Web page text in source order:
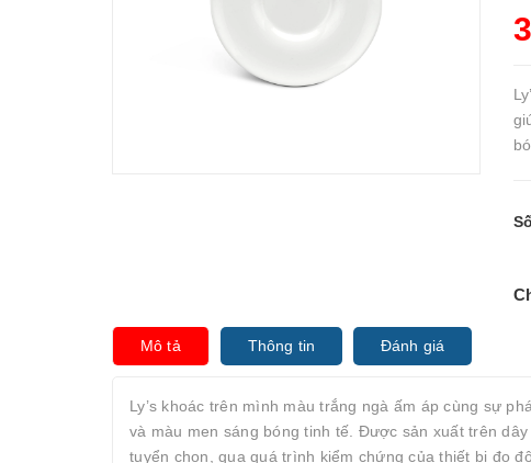
Mô tả Thông tin Đánh giá
Ly’s khoác trên mình màu trắng ngà ấm áp cùng sự
và màu men sáng bóng tinh tế. Được sản xuất trên
tuyển chọn, qua quá trình kiểm chứng của thiết bị đo